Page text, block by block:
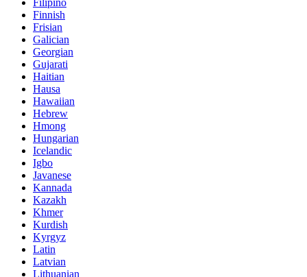
Filipino
Finnish
Frisian
Galician
Georgian
Gujarati
Haitian
Hausa
Hawaiian
Hebrew
Hmong
Hungarian
Icelandic
Igbo
Javanese
Kannada
Kazakh
Khmer
Kurdish
Kyrgyz
Latin
Latvian
Lithuanian